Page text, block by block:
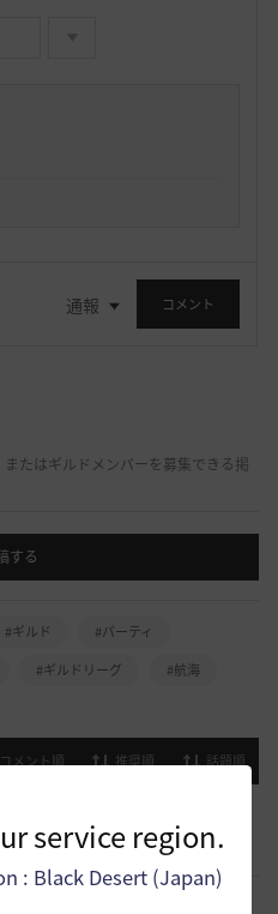
service region.
: Black Desert (Japan)
通報 コメント
たはギルドメンバーを募集できる掲
する
#ギルド
#パーティ
#ギルドリーグ
#航海
コメント順 推奨順 話題順
47 分前
ルメン募集です